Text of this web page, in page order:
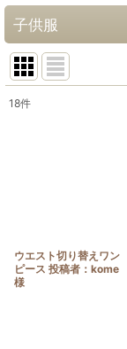
子供服
18件
ウエスト切り替えワン
ピース 投稿者：kome
様